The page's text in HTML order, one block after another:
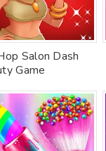
Salon Dash
Game